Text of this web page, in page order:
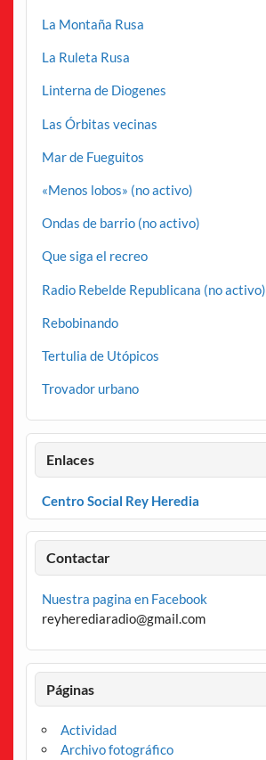
La Montaña Rusa
La Ruleta Rusa
Linterna de Diogenes
Las Órbitas vecinas
Mar de Fueguitos
«Menos lobos» (no activo)
Ondas de barrio (no activo)
Que siga el recreo
Radio Rebelde Republicana (no activo)
Rebobinando
Tertulia de Utópicos
Trovador urbano
Enlaces
Centro Social Rey Heredia
Contactar
Nuestra pagina en Facebook
reyherediaradio@gmail.com
Páginas
Actividad
Archivo fotográfico